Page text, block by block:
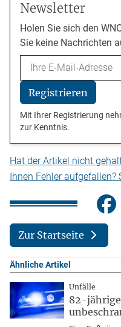
Newsletter
Holen Sie sich den
Sie keine Nachrichten
Email
Registrieren
Mit Ihrer Registrierung
zur Kenntnis.
Hat der Artikel nicht
Ihnen Fehler aufgefallen?
Zur Startseite
Ähnliche Artikel
Unfälle
82-